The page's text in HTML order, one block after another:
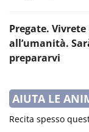
Pregate.
all’umanità.
prepararvi
AIUTA LE
Recita spesso